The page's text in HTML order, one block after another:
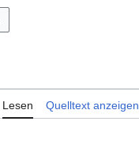
Lesen Quelltext anzeigen